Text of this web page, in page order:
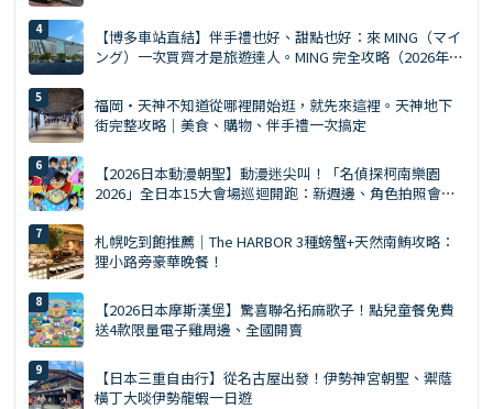
【博多車站直結】伴手禮也好、甜點也好：來 MING（マイ
ング）一次買齊才是旅遊達人。MING 完全攻略（2026年
福岡・天神不知道從哪裡開始逛，就先來這裡。天神地下
街完整攻略｜美食、購物、伴手禮一次搞定
【2026日本動漫朝聖】動漫迷尖叫！「名偵探柯南樂園
2026」全日本15大會場巡迴開跑：新週邊、角色拍照會、
札幌吃到飽推薦｜The HARBOR 3種螃蟹+天然南鮪攻略：
狸小路旁豪華晚餐！
【2026日本摩斯漢堡】驚喜聯名拓麻歌子！點兒童餐免費
送4款限量電子雞周邊、全國開賣
【日本三重自由行】從名古屋出發！伊勢神宮朝聖、禦蔭
橫丁大啖伊勢龍蝦一日遊